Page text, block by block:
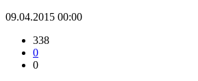
09.04.2015 00:00
338
0
0